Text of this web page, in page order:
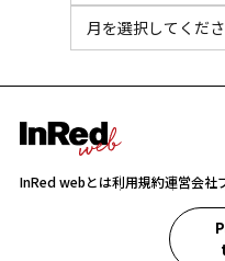
InRed webとは利用規約運営会社